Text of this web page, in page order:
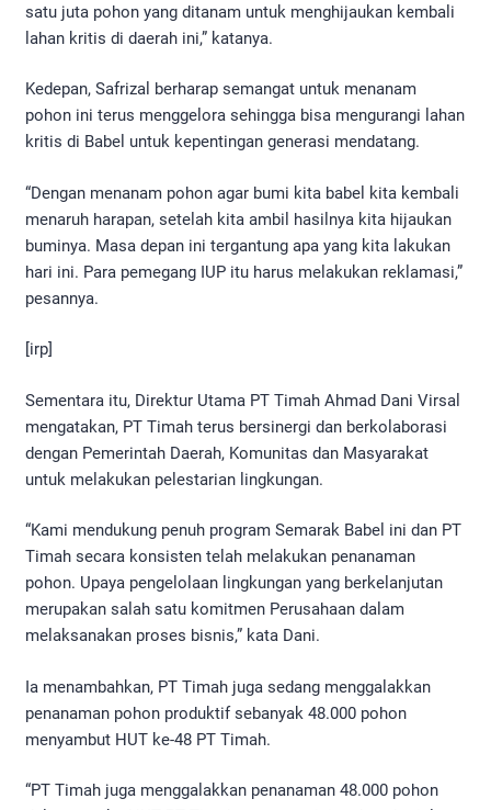
satu juta pohon yang ditanam untuk menghijaukan kembali
lahan kritis di daerah ini,” katanya.
Kedepan, Safrizal berharap semangat untuk menanam
pohon ini terus menggelora sehingga bisa mengurangi lahan
kritis di Babel untuk kepentingan generasi mendatang.
“Dengan menanam pohon agar bumi kita babel kita kembali
menaruh harapan, setelah kita ambil hasilnya kita hijaukan
buminya. Masa depan ini tergantung apa yang kita lakukan
hari ini. Para pemegang IUP itu harus melakukan reklamasi,”
pesannya.
[irp]
Sementara itu, Direktur Utama PT Timah Ahmad Dani Virsal
mengatakan, PT Timah terus bersinergi dan berkolaborasi
dengan Pemerintah Daerah, Komunitas dan Masyarakat
untuk melakukan pelestarian lingkungan.
“Kami mendukung penuh program Semarak Babel ini dan PT
Timah secara konsisten telah melakukan penanaman
pohon. Upaya pengelolaan lingkungan yang berkelanjutan
merupakan salah satu komitmen Perusahaan dalam
melaksanakan proses bisnis,” kata Dani.
Ia menambahkan, PT Timah juga sedang menggalakkan
penanaman pohon produktif sebanyak 48.000 pohon
menyambut HUT ke-48 PT Timah.
“PT Timah juga menggalakkan penanaman 48.000 pohon